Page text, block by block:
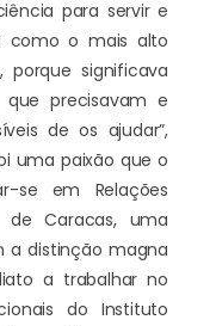
para servir e
como o mais alto
significava
que precisavam e
de os ajudar”,
uma paixão que o
se em Relações
de Caracas, uma
a distinção magna
a trabalhar no
do Instituto